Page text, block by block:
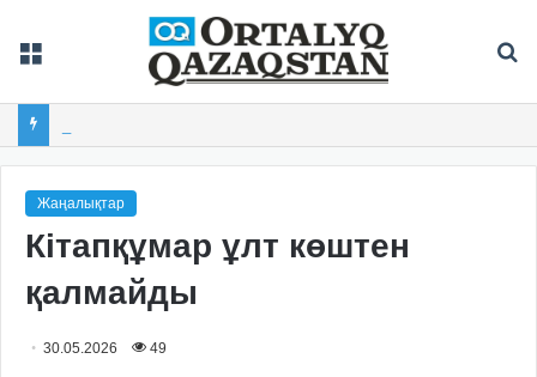
Жаңалықтар
Кітапқұмар ұлт көштен
қалмайды
30.05.2026 49